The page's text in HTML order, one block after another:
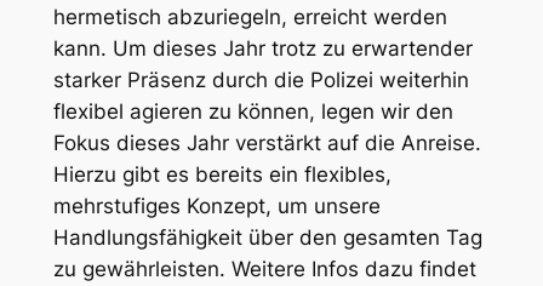
hermetisch abzuriegeln, erreicht werden
kann. Um dieses Jahr trotz zu erwartender
starker Präsenz durch die Polizei weiterhin
flexibel agieren zu können, legen wir den
Fokus dieses Jahr verstärkt auf die Anreise.
Hierzu gibt es bereits ein flexibles,
mehrstufiges Konzept, um unsere
Handlungsfähigkeit über den gesamten Tag
zu gewährleisten. Weitere Infos dazu findet